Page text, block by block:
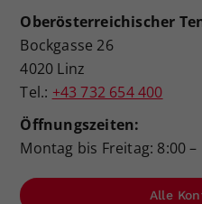
Oberösterreichischer
Bockgasse 26
4020 Linz
Tel.: +43 732 654 400
Öffnungszeiten:
Montag bis Freitag: 8:00 –
Alle